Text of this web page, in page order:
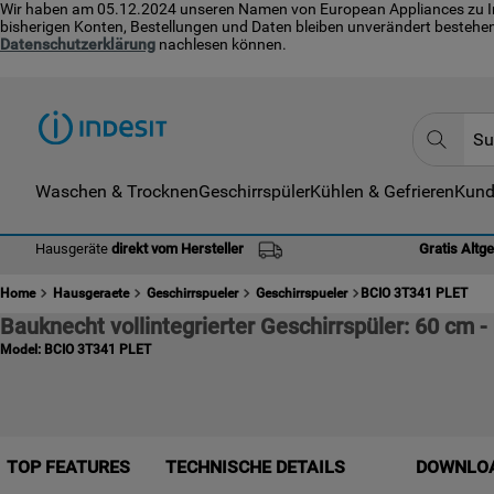
Wir haben am 05.12.2024 unseren Namen von European Appliances
bisherigen Konten, Bestellungen und Daten bleiben unverändert
Datenschutzerklärung nachlesen können.
Waschen & TrocknenGeschirrspülerKühlen & Gefrieren
Hausgeräte direkt vom Hersteller Gratis
Home Hausgeraete Geschirrspueler Geschirrspueler BCIO 3T341 PLET
Bauknecht vollintegrierter Geschirrspüler: 60 cm -
Model: BCIO 3T341 PLET
TOP FEATURES TECHNISCHE DETAILS
TOP
3
4.